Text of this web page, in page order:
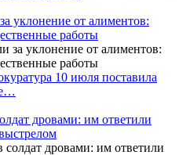
уклонение от алиментов:
работы
10 июля поставила
дровами: им ответили